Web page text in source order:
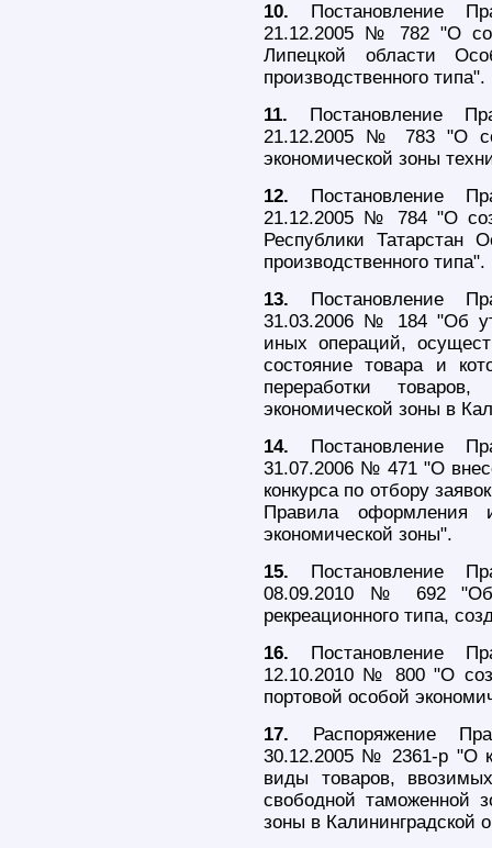
10. Постановление
21.12.2005 № 782 "О
Липецкой области
производственного типа".
11. Постановление
21.12.2005 № 783 "О
экономической зоны
12. Постановление
21.12.2005 № 784 "О
Республики Татарстан
производственного типа".
13. Постановление
31.03.2006 № 184 "Об
иных операций,
состояние товара и
переработки
экономической зоны в
14. Постановление
31.07.2006 № 471 "О
конкурса по отбору
Правила оформления
экономической зоны".
15. Постановление
08.09.2010 № 692 "Об
рекреационного типа,
16. Постановление
12.10.2010 № 800 "О
портовой особой
17. Распоряжение
30.12.2005 № 2361-р "О
виды товаров,
свободной таможенной
зоны в Калининградской